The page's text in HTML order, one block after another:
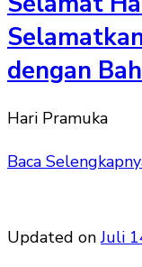
dengan
Hari Pramuka
Baca
Updated onJuli